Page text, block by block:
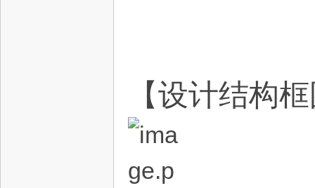
【设计结构